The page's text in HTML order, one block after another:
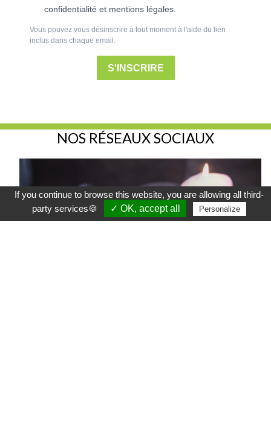
confidentialité et mentions légales.
Vous pouvez vous désinscrire à tout moment à l'aide du lien
inclus dans chaque email.
S'INSCRIRE
NOS RÉSEAUX SOCIAUX
If you continue to browse this website, you are allowing all third-
party services🍪
✓ OK, accept all Personalize